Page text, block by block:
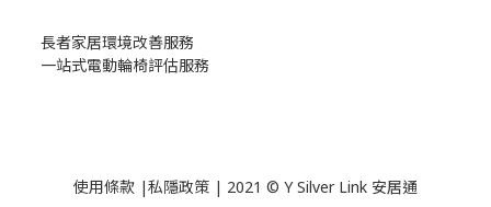
長者家居環境改善服務
一站式電動輪椅評估服務
使用條款 |私隱政策 | 2021 © Y Silver Link 安居通